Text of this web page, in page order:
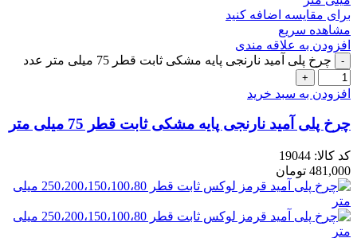
برای مقایسه اضافه کنید
مشاهده سریع
افزودن به علاقه مندی
چرخ پلی آمید نارنجی پایه مشکی ثابت قطر 75 میلی متر عدد
افزودن به سبد خرید
چرخ پلی آمید نارنجی پایه مشکی ثابت قطر 75 میلی متر
کد کالا: 19044
481,000 تومان